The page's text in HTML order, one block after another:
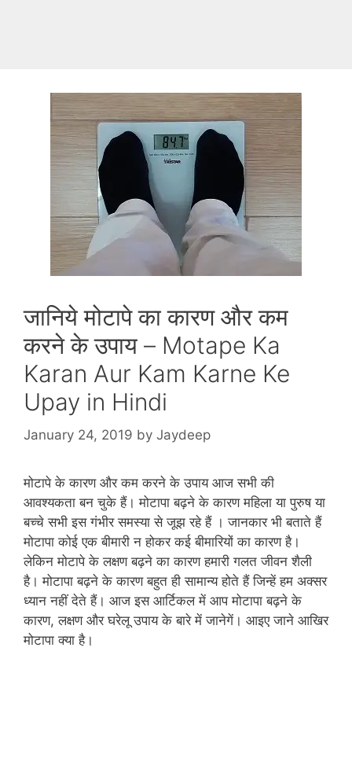
जानिये मोटापे का कारण और कम
करने के उपाय – Motape Ka
Karan Aur Kam Karne Ke
Upay in Hindi
January 24, 2019 by Jaydeep
मोटापे के कारण और कम करने के उपाय आज सभी की
आवश्‍यकता बन चुके हैं। मोटापा बढ़ने के कारण महिला या पुरुष या
बच्‍चे सभी इस गंभीर समस्‍या से जूझ रहे हैं । जानकार भी बताते हैं
मोटापा कोई एक बीमारी न होकर कई बीमारियों का कारण है।
लेकिन मोटापे के लक्षण बढ़ने का कारण हमारी गलत जीवन शैली
है। मोटापा बढ़ने के कारण बहुत ही सामान्‍य होते हैं जिन्‍हें हम अक्‍सर
ध्‍यान नहीं देते हैं। आज इस आर्टिकल में आप मोटापा बढ़ने के
कारण, लक्षण और घरेलू उपाय के बारे में जानेगें। आइए जाने आखिर
मोटापा क्‍या है।